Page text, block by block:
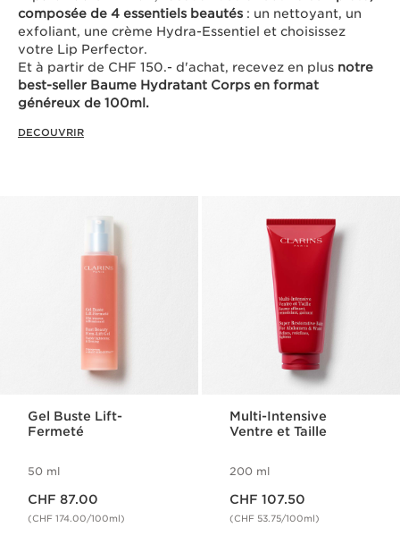
composée de 4 essentiels beautés : un nettoyant, un
exfoliant, une crème Hydra-Essentiel et choisissez
votre Lip Perfector.
Et à partir de CHF 150.- d'achat, recevez en plus notre
best-seller Baume Hydratant Corps en format
généreux de 100ml.
DECOUVRIR
Gel Buste Lift-
Fermeté
50 ml
CHF 87.00
(CHF 174.00/100ml)
Multi-Intensive
Ventre et Taille
200 ml
CHF 107.50
(CHF 53.75/100ml)